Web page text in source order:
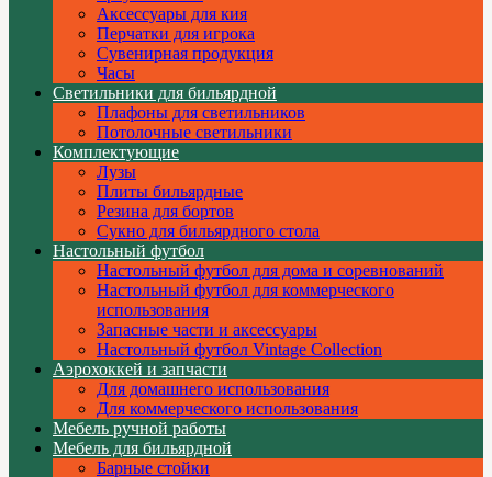
Аксессуары для кия
Перчатки для игрока
Сувенирная продукция
Часы
Светильники для бильярдной
Плафоны для светильников
Потолочные светильники
Комплектующие
Лузы
Плиты бильярдные
Резина для бортов
Сукно для бильярдного стола
Настольный футбол
Настольный футбол для дома и соревнований
Настольный футбол для коммерческого
использования
Запасные части и аксессуары
Настольный футбол Vintage Collection
Аэрохоккей и запчасти
Для домашнего использования
Для коммерческого использования
Мебель ручной работы
Мебель для бильярдной
Барные стойки